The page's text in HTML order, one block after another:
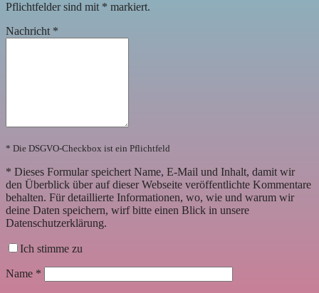
Pflichtfelder sind mit * markiert.
Nachricht *
* Die DSGVO-Checkbox ist ein Pflichtfeld
* Dieses Formular speichert Name, E-Mail und Inhalt, damit wir
den Überblick über auf dieser Webseite veröffentlichte Kommentare
behalten. Für detaillierte Informationen, wo, wie und warum wir
deine Daten speichern, wirf bitte einen Blick in unsere
Datenschutzerklärung.
Ich stimme zu
Name *